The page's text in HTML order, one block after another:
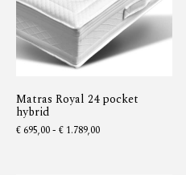
Matras Royal 24 pocket
hybrid
€ 695,00- €1.789,00